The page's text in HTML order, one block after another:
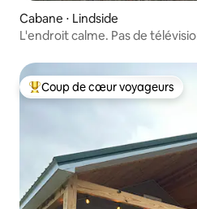
Cabane ⋅ Lindside
L'endroit calme. Pas de
Coups de cœur voyageurs les
Coup de cœur voyageurs